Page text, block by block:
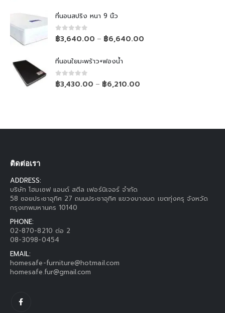
ที่นอนสปริง หนา 9 นิ้ว
0out of 5
฿3,640.00 – ฿6,640.00
ที่นอนใยมะพร้าว+ฟองน้ำ
0out of 5
฿3,430.00 – ฿6,210.00
ติดต่อเรา
ADDRESS:
บริษัท โฮมเซฟ แอนด์ สตีล เฟอร์นิเจอร์ จำกัด
58 ซอยประชาอุทิศ 27 ถนนประชาอุทิศ แขวงบางมด เขตทุ่งครุ จังหวัด
กรุงเทพมหานคร 10140
PHONE:
02-870-8210 ต่อ 2
08-3098-0454
EMAIL:
homesafe-furniture@hotmail.com
homesafe.fur@gmail.com